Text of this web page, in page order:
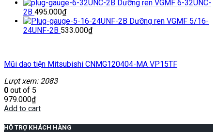
Dưỡng ren VGMF 6-32UNC-
2B 495.000₫
Dưỡng ren VGMF 5/16-
24UNF-2B 533.000₫
Mũi dao tiện Mitsubishi CNMG120404-MA VP15TF
Lượt xem: 2083
0 out of 5
979.000₫
Add to cart
HỖ TRỢ KHÁCH HÀNG